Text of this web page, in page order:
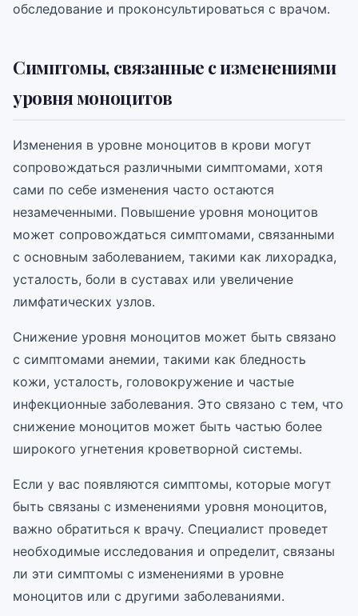
обследование и проконсультироваться с врачом.
Симптомы, связанные с изменениями
уровня моноцитов
Изменения в уровне моноцитов в крови могут
сопровождаться различными симптомами, хотя
сами по себе изменения часто остаются
незамеченными. Повышение уровня моноцитов
может сопровождаться симптомами, связанными
с основным заболеванием, такими как лихорадка,
усталость, боли в суставах или увеличение
лимфатических узлов.
Снижение уровня моноцитов может быть связано
с симптомами анемии, такими как бледность
кожи, усталость, головокружение и частые
инфекционные заболевания. Это связано с тем, что
снижение моноцитов может быть частью более
широкого угнетения кроветворной системы.
Если у вас появляются симптомы, которые могут
быть связаны с изменениями уровня моноцитов,
важно обратиться к врачу. Специалист проведет
необходимые исследования и определит, связаны
ли эти симптомы с изменениями в уровне
моноцитов или с другими заболеваниями.